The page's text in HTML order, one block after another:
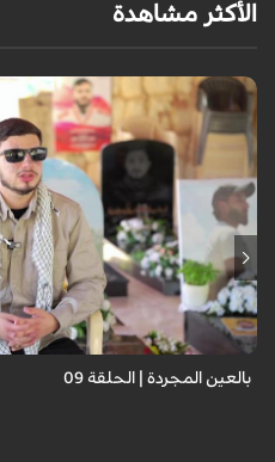
الأكثر مشاهدة
برنامج "بالعين المجردة" هو توثيق
حيث نستمع فيه إلى شهاداتٍ حيّةٍ لأشخاص
بعيونهم ت...
بالعين المجردة | الحلقة 09